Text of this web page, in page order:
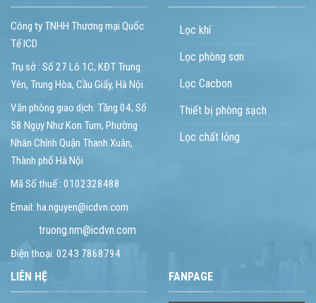
Công ty TNHH Thương mại Quốc
Tế ICD
Trụ sở : Số 27 Lô 1C, KĐT Trung
Yên, Trung Hòa, Cầu Giấy, Hà Nội.
Văn phòng giao dịch: Tầng 04, Số
58 Ngụy Như Kon Tum, Phường
Nhân Chính Quận Thanh Xuân,
Thành phố Hà Nội
Mã Số thuế : 0102328488
Email: ha.nguyen@icdvn.com
truong.nm@icdvn.com
Điện thoại: 0243 7868794
Lọc khí
Lọc phòng sơn
Lọc Cacbon
Thiết bị phòng sạch
Lọc chất lỏng
LIÊN HỆ FANPAGE